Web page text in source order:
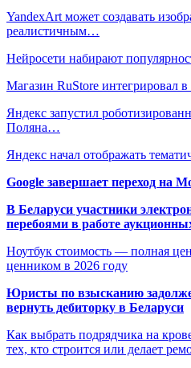
YandexArt может создавать
реалистичным…
Нейросети набирают
Магазин RuStore интегрировал
Яндекс запустил
Поляна…
Яндекс начал отображать
Google завершает переход на
В Беларуси участники
перебоями в работе
Ноутбук стоимость — полная
ценником в 2026 году
Юристы по взысканию
вернуть дебиторку в Беларуси
Как выбрать подрядчика на
тех, кто строится или делает